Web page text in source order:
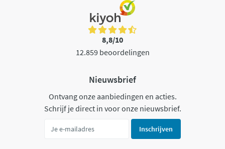
8,8/10
12.859 beoordelingen
Nieuwsbrief
Ontvang onze aanbiedingen en acties.
Schrijf je direct in voor onze nieuwsbrief.
Inschrijven